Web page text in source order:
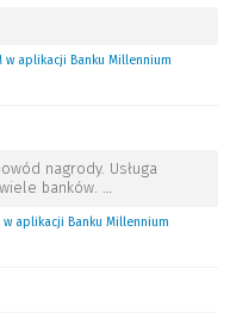
w aplikacji Banku Millennium
nagrody. Usługa
banków. …
w aplikacji Banku Millennium